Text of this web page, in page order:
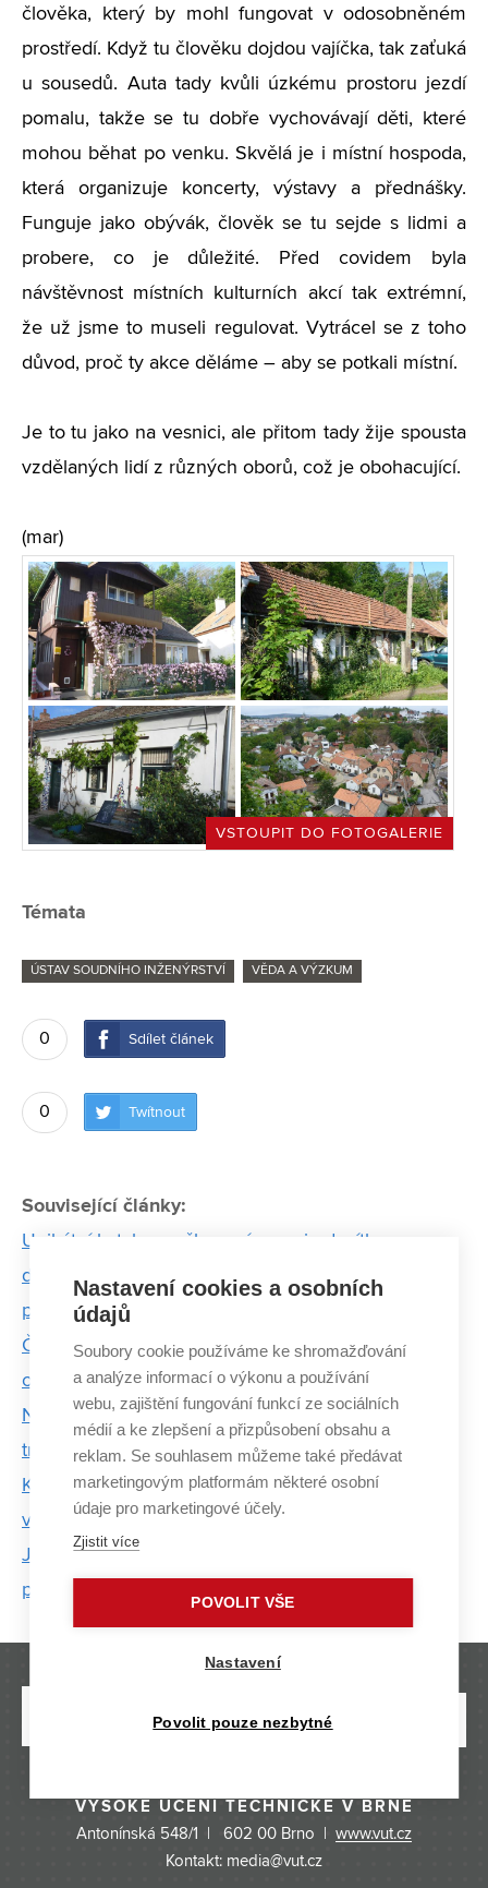
člověka, který by mohl fungovat v odosobněném
prostředí. Když tu člověku dojdou vajíčka, tak zaťuká
u sousedů. Auta tady kvůli úzkému prostoru jezdí
pomalu, takže se tu dobře vychovávají děti, které
mohou běhat po venku. Skvělá je i místní hospoda,
která organizuje koncerty, výstavy a přednášky.
Funguje jako obývák, člověk se tu sejde s lidmi a
probere, co je důležité. Před covidem byla
návštěvnost místních kulturních akcí tak extrémní,
že už jsme to museli regulovat. Vytrácel se z toho
důvod, proč ty akce děláme – aby se potkali místní.
Je to tu jako na vesnici, ale přitom tady žije spousta
vzdělaných lidí z různých oborů, což je obohacující.
(mar)
VSTOUPIT DO FOTOGALERIE
Témata
ÚSTAV SOUDNÍHO INŽENÝRSTVÍ VĚDA A VÝZKUM
0 Sdílet článek
0 Twítnout
Související články:
Unikátní katalog poškození mapuje desítky
dopravních nehod. Pomůže soudním znalcům i
pojišťovnám
Češi rizika podceňují. V práci i v životě, myslí si
oceněný Lacko z FSI
Na ÚSI testovali reflexní vesty. Některé nebyly ve
tmě vůbec vidět
Konference ExFoS řešila nový zákon o znalcích,
videozáznamy z aut i poruchy balkónů
Jak ovlivňuje stáří pneumatik bezpečnost silničního
provozu? Odpověď nabídne výzkum z ÚSI
VYSOKÉ UČENÍ TECHNICKÉ V BRNĚ
Antonínská 548/1 | 602 00 Brno | www.vut.cz
Kontakt: media@vut.cz
Nastavení cookies a osobních
údajů
Soubory cookie používáme ke shromažďování
a analýze informací o výkonu a používání
webu, zajištění fungování funkcí ze sociálních
médií a ke zlepšení a přizpůsobení obsahu a
reklam. Se souhlasem můžeme také předávat
marketingovým platformám některé osobní
údaje pro marketingové účely.
Zjistit více
POVOLIT VŠE
Nastavení
Povolit pouze nezbytné